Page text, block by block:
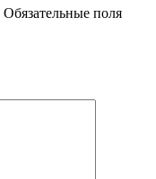
Обязательные поля